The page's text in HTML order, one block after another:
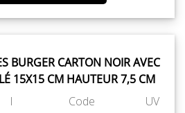
BURGER CARTON NOIR AVEC
15X15 CM HAUTEUR 7,5 CM
l
Code
UV